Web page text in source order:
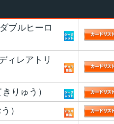
ブルヒーロ
ィレアトリ
りゅう）
）